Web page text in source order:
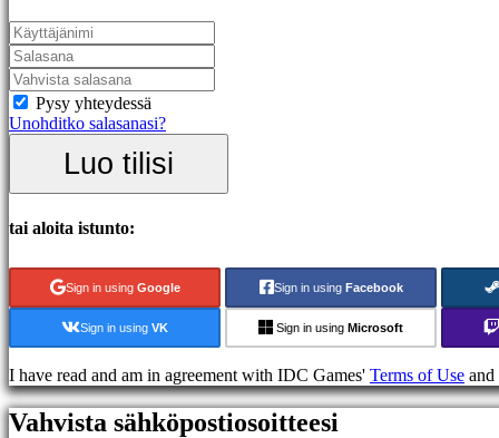
games
Fighting
Demot
Yhteisö
Gameplay
Pelin
sisäiset
Uutiset
Media
Oppaat
Foorumit
Gifts
IDC
Plays
Pysy yhteydessä
Unohditko salasanasi?
Luo tilisi
tai aloita istunto:
Sign in using Google Sign in using Facebook
Sign in using VK Sign in using Microsoft
I have read and am in agreement with IDC Games' Terms of Use and
Vahvista sähköpostiosoitteesi